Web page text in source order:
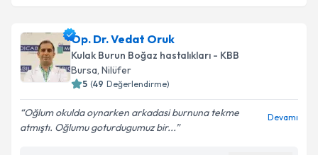
Op. Dr. Zeki Özsoyiçin randevu takvimi talebi
oluşturun. Size bu uzmandan randevu almanız için bir
takvim hazırlandığında e-posta ile bilgilendireceğiz.
Op. Dr. Vedat Oruk
Kulak Burun Boğaz hastalıkları - KBB
Bursa, Nilüfer
5 (49 Değerlendirme)
Oğlum okulda oynarken arkadasi burnuna tekme
atmıştı. Oğlumu goturdugumuz bir...
Devamı